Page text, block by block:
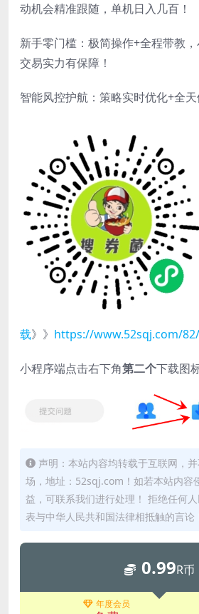
动机会精准跟随，单机日入几百！
新手零门槛：极简操作+全程带教
交易实力有保障！
智能风控护航：策略实时优化+全天
载》》 https://www.52sqj.com/82/
小程序端点击右下角第二个下载图
声明：本站内容均转载于互联网，
场，地址：52sqj.com！如若本站内容
益，可联系我们进行处理！ 拒绝任何
表与中华人民共和国法律相抵触的言论
0.99R币
年度会员